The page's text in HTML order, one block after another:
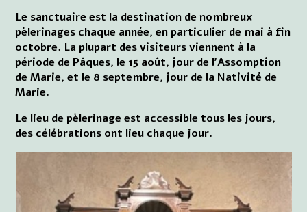
Le sanctuaire est la destination de nombreux
pèlerinages chaque année, en particulier de mai à fin
octobre. La plupart des visiteurs viennent à la
période de Pâques, le 15 août, jour de l'Assomption
de Marie, et le 8 septembre, jour de la Nativité de
Marie.
Le lieu de pèlerinage est accessible tous les jours,
des célébrations ont lieu chaque jour.